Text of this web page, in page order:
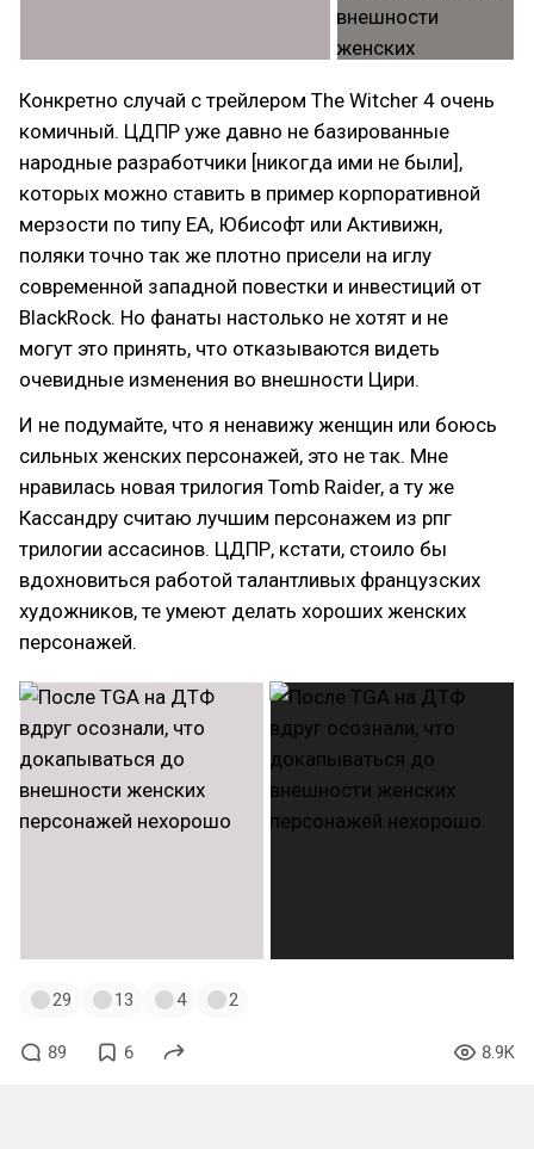
Конкретно случай с трейлером The Witcher 4 очень
комичный. ЦДПР уже давно не базированные
народные разработчики [никогда ими не были],
которых можно ставить в пример корпоративной
мерзости по типу ЕА, Юбисофт или Активижн,
поляки точно так же плотно присели на иглу
современной западной повестки и инвестиций от
BlackRock. Но фанаты настолько не хотят и не
могут это принять, что отказываются видеть
очевидные изменения во внешности Цири.
И не подумайте, что я ненавижу женщин или боюсь
сильных женских персонажей, это не так. Мне
нравилась новая трилогия Tomb Raider, а ту же
Кассандру считаю лучшим персонажем из рпг
трилогии ассасинов. ЦДПР, кстати, стоило бы
вдохновиться работой талантливых французских
художников, те умеют делать хороших женских
персонажей.
29 13 4 2
89 6 8.9K